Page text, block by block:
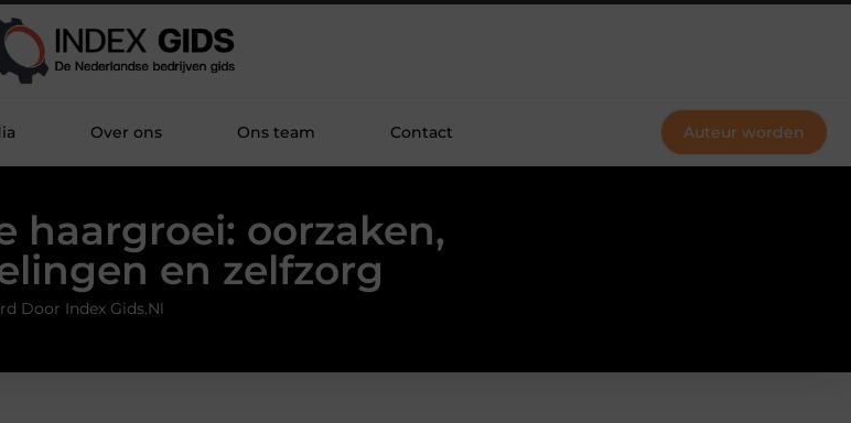
Over ons Ons team Contact Auteur worden
haargroei: oorzaken,
en zelfzorg
Door Index Gids.nl